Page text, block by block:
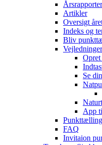
Årsrapporter
Artikler
Oversigt
Indeks og
Bliv
Vejledninger
Se
App
FAQ
Invitaion